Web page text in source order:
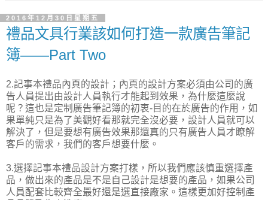
2016年12月30日星期五
禮品文具行業該如何打造一款廣告筆記
簿——Part Two
2.記事本禮品內頁的設計；內頁的設計方案必須由公司的廣
告人員提出由設計人員執行才能起到效果，為什麼這麼說
呢？這也是定制廣告筆記簿的初衷-目的在於廣告的作用，如
果單純只是為了美觀好看那就完全沒必要，設計人員就可以
解決了，但是要想有廣告效果那還真的只有廣告人員才瞭解
客戶的需求，我們的客戶想要什麼。
3.選擇記事本禮品設計方案打樣，所以我們應該慎重選擇產
品，做出來的產品是不是自己設計是想要的產品，如果公司
人員配套比較齊全最好還是選直接廠家。這樣更加好控制產